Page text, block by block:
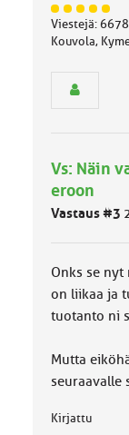
J
ä
s
ä
l
o
a
Viestejä: 6678
Kouvola,
Vs: Näin
eroon
Vastaus #3
Onks se
on liikaa ja
tuotanto ni
Mutta
seuraavalle
Kirjattu